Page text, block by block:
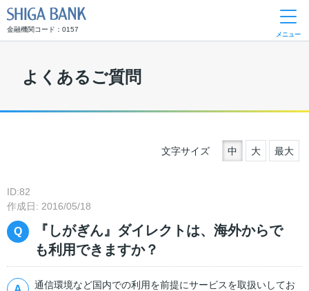
金融機関コード：0157
メニュー
よくあるご質問
文字サイズ 中 大 最大
ID:82
作成日: 2016/05/18
『しがぎん』ダイレクトは、海外からで
も利用できますか？
通信環境など国内での利用を前提にサービスを取扱いしてお